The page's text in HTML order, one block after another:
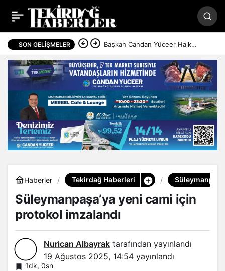
SON GELIŞMELER Başkan Candan Yüceer Halk
Günü’nde vatandaşlarla buluştu
Haberler Tekirdağ Haberleri
Süleymanpaşa’ya yeni cami için
protokol imzalandı
Nurican Albayrak tarafından yayınlandı
19 Ağustos 2025, 14:54 yayınlandı
1dk, 0sn
Süleymanpaşa’ya yeni
cami için protokol
imzalandı
Paylaş